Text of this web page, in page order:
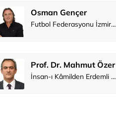
Osman Gençer
Futbol Federasyonu İzmirspor’u dinler mi?
Prof. Dr. Mahmut Özer
İnsan-ı Kâmilden Erdemli Şehre: İslam Düşüncesinde Adalet-II